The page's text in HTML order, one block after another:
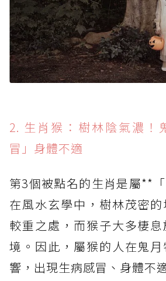
2. 生肖猴：樹林陰氣濃！
冒」身體不適
第3個被點名的生肖是屬**
在風水玄學中，樹林茂密
較重之處，而猴子大多棲
境。因此，屬猴的人在鬼
響，出現生病感冒、身體不